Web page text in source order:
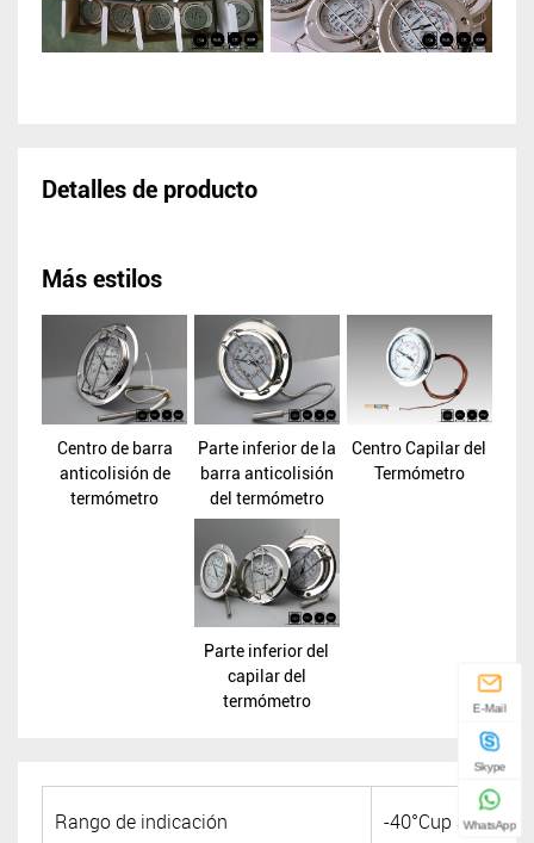
Detalles de producto
Más estilos
Centro de barra
anticolisión de
termómetro
Parte inferior de la
barra anticolisión
del termómetro
Centro Capilar del
Termómetro
Parte inferior del
capilar del
termómetro
Rango de indicación -40°Cup a
E-Mail
Skype
WhatsApp